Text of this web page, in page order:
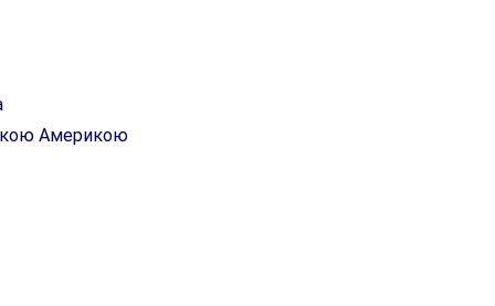
Америкою